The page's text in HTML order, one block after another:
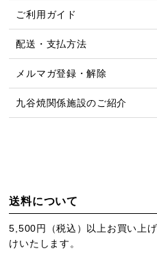
ご利用ガイド
配送・支払方法
メルマガ登録・解除
九谷焼関係施設のご紹介
送料について
5,500円（税込）以上お買い上
けいたします。